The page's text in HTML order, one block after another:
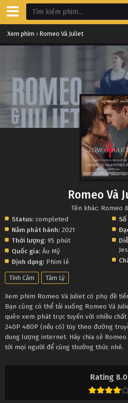
Xem phim › Romeo Và Juliet
Rating 8.0
Romeo Và
Tên khác: Romeo
Status: completed
Năm phát hành: 2021
Thời lượng: 95 phút
Quốc gia: Âu Mỹ
Định dạng: Phim lẻ
Tình Cảm Tâm Lý
Xem phim Romeo Và Juliet có phụ đề
Bạn cũng có thể tải xuống Romeo Và
quên xem phát trực tuyến với nhiều chất
240P 480P (nếu có) tùy theo đường
dung lượng internet. Hãy chia sẻ
tới mọi người để cùng thưởng thức nhé.